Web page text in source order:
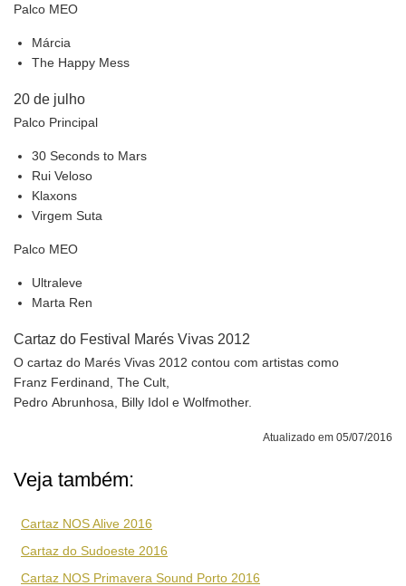
Palco MEO
Márcia
The Happy Mess
20 de julho
Palco Principal
30 Seconds to Mars
Rui Veloso
Klaxons
Virgem Suta
Palco MEO
Ultraleve
Marta Ren
Cartaz do Festival Marés Vivas 2012
O cartaz do Marés Vivas 2012 contou com artistas como
Franz Ferdinand, The Cult,
Pedro Abrunhosa, Billy Idol e Wolfmother.
Atualizado em 05/07/2016
Veja também:
Cartaz NOS Alive 2016
Cartaz do Sudoeste 2016
Cartaz NOS Primavera Sound Porto 2016